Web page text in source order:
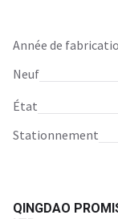
Année de
Neuf
État
Stationnement
QINGDAO